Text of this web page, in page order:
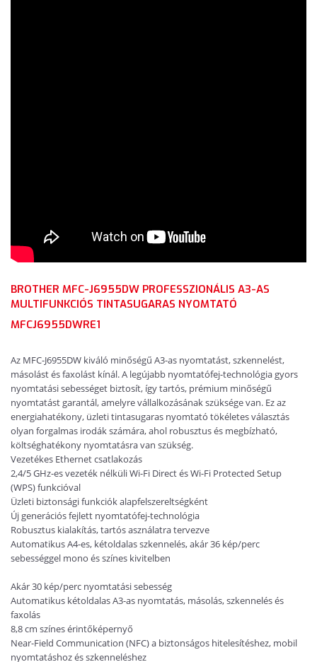
BROTHER MFC-J6955DW PROFESSZIONÁLIS A3-AS
MULTIFUNKCIÓS TINTASUGARAS NYOMTATÓ
MFCJ6955DWRE1
Az MFC-J6955DW kiváló minőségű A3-as nyomtatást, szkennelést,
másolást és faxolást kínál. A legújabb nyomtatófej-technológia gyors
nyomtatási sebességet biztosít, így tartós, prémium minőségű
nyomtatást garantál, amelyre vállalkozásának szüksége van. Ez az
energiahatékony, üzleti tintasugaras nyomtató tökéletes választás
olyan forgalmas irodák számára, ahol robusztus és megbízható,
költséghatékony nyomtatásra van szükség.
Vezetékes Ethernet csatlakozás
2,4/5 GHz-es vezeték nélküli Wi-Fi Direct és Wi-Fi Protected Setup
(WPS) funkcióval
Üzleti biztonsági funkciók alapfelszereltségként
Új generációs fejlett nyomtatófej-technológia
Robusztus kialakítás, tartós asználatra tervezve
Automatikus A4-es, kétoldalas szkennelés, akár 36 kép/perc
sebességgel mono és színes kivitelben
Akár 30 kép/perc nyomtatási sebesség
Automatikus kétoldalas A3-as nyomtatás, másolás, szkennelés és
faxolás
8,8 cm színes érintőképernyő
Near-Field Communication (NFC) a biztonságos hitelesítéshez, mobil
nyomtatáshoz és szkenneléshez